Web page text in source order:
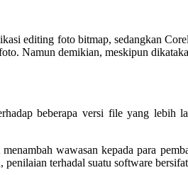
editing foto bitmap, sedangkan
Namun demikian, meskipun
beberapa versi file yang lebih
wawasan kepada para
terhadal suatu software